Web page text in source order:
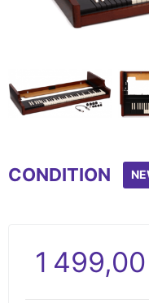
of
CONDITION
1